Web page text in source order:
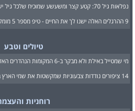
נפלאות גיל 70: קטע קצר ומשעשע שמוכיח שלכל גיל יש יתרונות!
9 ההרגלים האלה ישנו לך את החיים - טיפ מספר 5 מומלץ בחום!
טיולים וטבע
מי שמטייל באילת ולא מבקר ב-6 המקומות הנהדרים האלה - מפספס!
14 ציפורים נודדות צבעוניות שמקשטות את שמי הארץ בימי האביב
רוחניות